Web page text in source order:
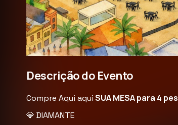
Descrição do Evento
Compre Aqui aquiSUA MESA para 4
💎 DIAMANTE